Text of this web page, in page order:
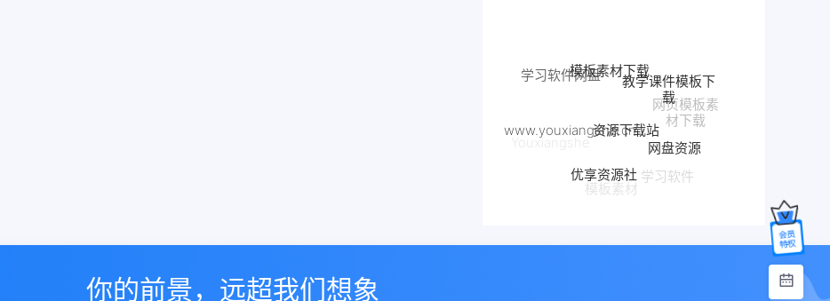
学习软件网盘
教学课件模板下
载
网页模板素
材下载
Youxiangshe
资源下载站
网盘资源
学习软件
模板素材
你的前景，远超我们想象